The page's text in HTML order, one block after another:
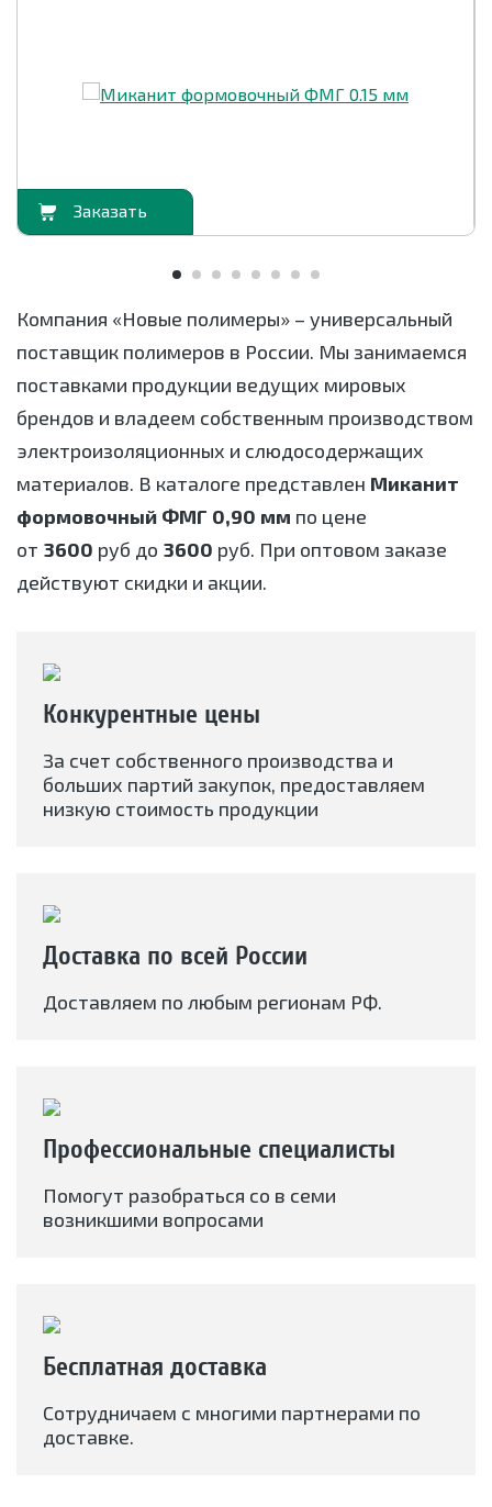
Компания «Новые полимеры» – универсальный
поставщик полимеров в России. Мы занимаемся
поставками продукции ведущих мировых
брендов и владеем собственным производством
электроизоляционных и слюдосодержащих
материалов. В каталоге представлен Миканит
формовочный ФМГ 0,90 мм по цене
от 3600 руб до 3600 руб. При оптовом заказе
действуют скидки и акции.
Конкурентные цены
За счет собственного производства и
больших партий закупок, предоставляем
низкую стоимость продукции
Доставка по всей России
Доставляем по любым регионам РФ.
Профессиональные специалисты
Помогут разобраться со в семи
возникшими вопросами
Бесплатная доставка
Сотрудничаем с многими партнерами по
доставке.